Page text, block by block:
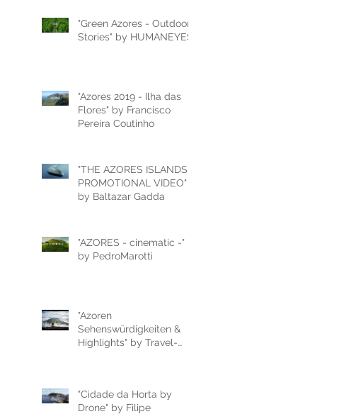
"Green Azores - Outdoor
Stories" by HUMANEYES
"Azores 2019 - Ilha das
Flores" by Francisco
Pereira Coutinho
"THE AZORES ISLANDS -
PROMOTIONAL VIDEO"
by Baltazar Gadda
"AZORES - cinematic -"
by PedroMarotti
"Azoren
Sehenswürdigkeiten &
Highlights" by Travel-
"Cidade da Horta by
Drone" by Filipe